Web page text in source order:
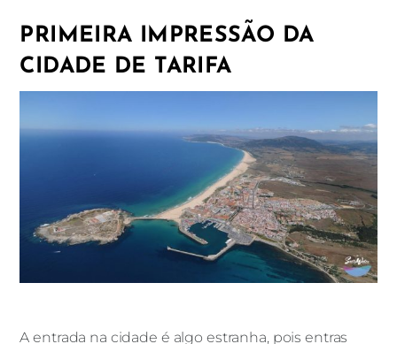
PRIMEIRA IMPRESSÃO DA
CIDADE DE TARIFA
A entrada na cidade é algo estranha, pois entras